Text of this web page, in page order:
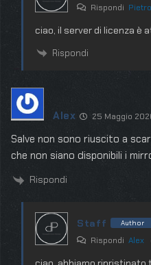
Rispondi Pietro
ciao, il server di licenza è
Rispondi
Alex 25 Maggio
Salve non sono riuscito a
che non siano disponibili i
Rispondi
Staff Author
Rispondi Alex